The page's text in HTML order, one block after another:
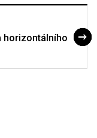
horizontálního